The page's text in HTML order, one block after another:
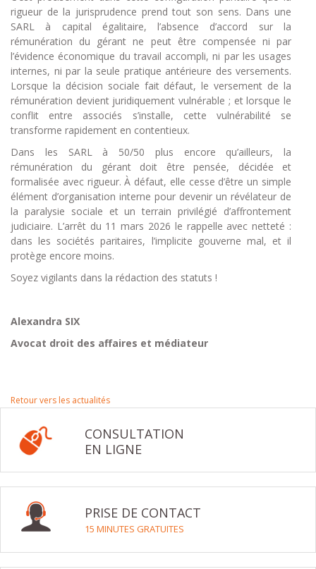
rigueur de la jurisprudence prend tout son sens. Dans une
SARL à capital égalitaire, l’absence d’accord sur la
rémunération du gérant ne peut être compensée ni par
l’évidence économique du travail accompli, ni par les usages
internes, ni par la seule pratique antérieure des versements.
Lorsque la décision sociale fait défaut, le versement de la
rémunération devient juridiquement vulnérable ; et lorsque le
conflit entre associés s’installe, cette vulnérabilité se
transforme rapidement en contentieux.
Dans les SARL à 50/50 plus encore qu’ailleurs, la
rémunération du gérant doit être pensée, décidée et
formalisée avec rigueur. À défaut, elle cesse d’être un simple
élément d’organisation interne pour devenir un révélateur de
la paralysie sociale et un terrain privilégié d’affrontement
judiciaire. L’arrêt du 11 mars 2026 le rappelle avec netteté :
dans les sociétés paritaires, l’implicite gouverne mal, et il
protège encore moins.
Soyez vigilants dans la rédaction des statuts !
Alexandra SIX
Avocat droit des affaires et médiateur
Retour vers les actualités
CONSULTATION
EN LIGNE
PRISE DE CONTACT
15 MINUTES GRATUITES